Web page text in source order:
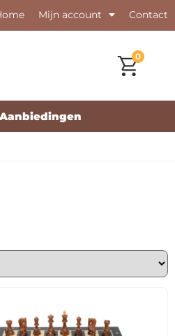
Mijn account Contact
0
Aanbiedingen